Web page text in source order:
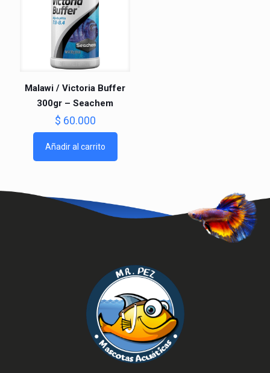
Malawi / Victoria Buffer
300gr – Seachem
$ 60.000
Añadir al carrito